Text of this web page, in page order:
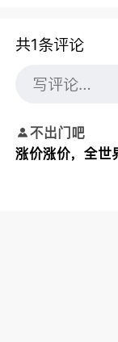
共1条评论
不出门吧
涨价涨价，全世